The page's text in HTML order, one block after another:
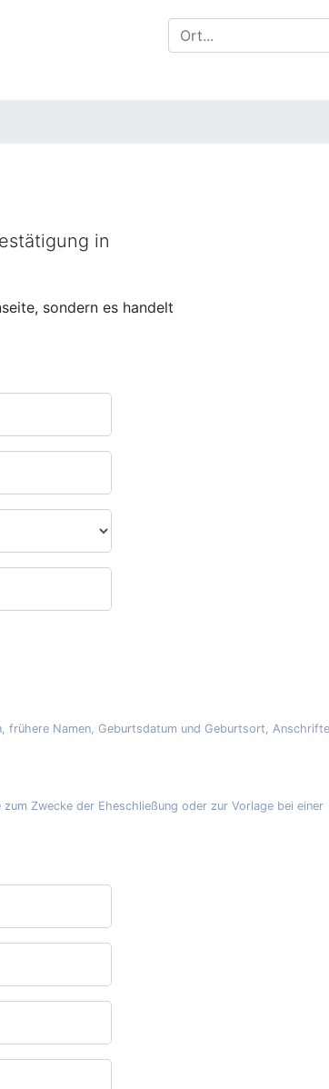
in
sondern es handelt
frühere Namen, Geburtsdatum und Geburtsort,
Zwecke der Eheschließung oder zur Vorlage bei einer